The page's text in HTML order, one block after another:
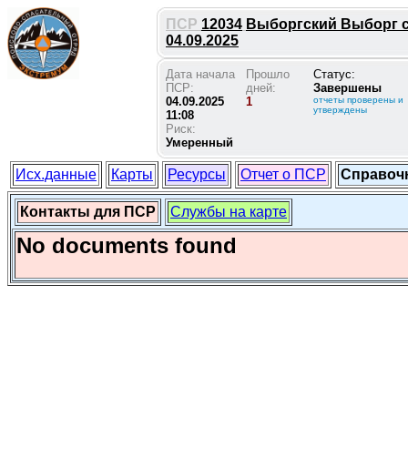
ПСР 12034 Выборгский Выборг
04.09.2025
Дата начала
ПСР:
04.09.2025
11:08
Риск:
Умеренный
Прошло
дней:
1
Статус:
Завершены
отчеты проверены и
утверждены
Исх.данные Карты Ресурсы Отчет о ПСР
Контакты для ПСР Службы на карте
No documents found